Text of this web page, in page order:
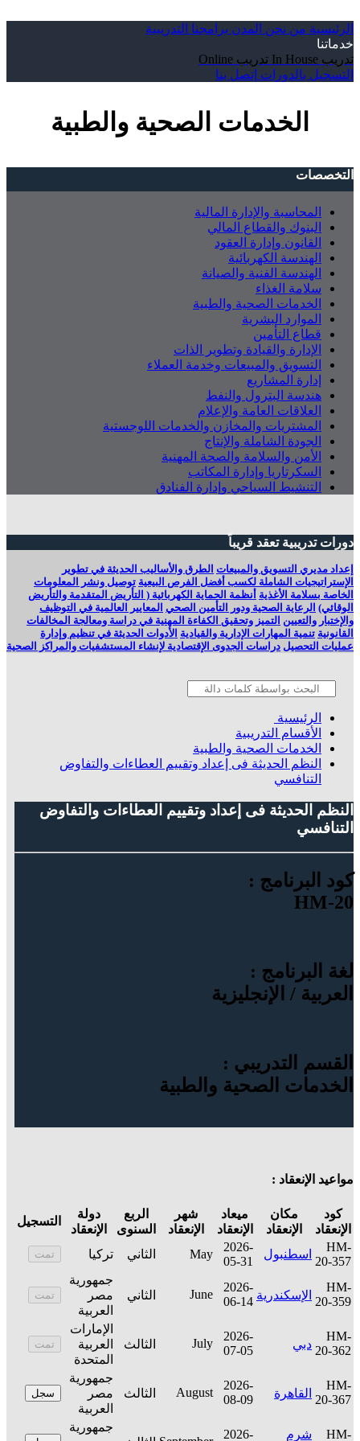
الرئيسية من نحن المدن برامجنا التدريبية
خدماتنا
تدريب In House
تدريب Online
التسجيل بالدورات إتصل بنا
الخدمات الصحية والطبية
التخصصات
المحاسبة والإدارة المالية
البنوك والقطاع المالي
القانون وإدارة العقود
الهندسة الكهربائية
الهندسة الفنية والصيانة
سلامة الغذاء
الخدمات الصحية والطبية
الموارد البشرية
قطاع التأمين
الإدارة والقيادة وتطوير الذات
التسويق والمبيعات وخدمة العملاء
إدارة المشاريع
هندسة البترول والنفط
العلاقات العامة والإعلام
المشتريات والمخازن والخدمات اللوجستية
الجودة الشاملة والإنتاج
الأمن والسلامة والصحة المهنية
السكرتاريا وإدارة المكاتب
التنشيط السياحي وإدارة الفنادق
دورات تدريبية تعقد قريباً
إعداد مديري التسويق والمبيعات الطرق والأساليب الحديثة في تطوير
الإستراتيجيات الشاملة لكسب أفضل الفرص البيعية توصيل ونشر المعلومات
الخاصة بسلامة الأغذية أنظمة الحماية الكهربائية ( التأريض المتقدمة والتأريض
الوقائي) الرعاية الصحية ودور التأمين الصحي المعايير العالمية في التوظيف
والإختبار والتعيين التميز وتحقيق الكفاءة المهنية في دراسة ومعالجة المخالفات
القانونية تنمية المهارات الإدارية والقيادية الأدوات الحديثة في تنظيم وإدارة
عمليات التحصيل دراسات الجدوى الإقتصادية لإنشاء المستشفيات والمراكز الصحية
الرئيسية
الأقسام التدريبية
الخدمات الصحية والطبية
النظم الحديثة فى إعداد وتقييم العطاءات والتفاوض
التنافسي
النظم الحديثة فى إعداد وتقييم العطاءات والتفاوض
التنافسي
كود البرنامج :
HM-20
لغة البرنامج :
العربية / الإنجليزية
القسم التدريبي :
الخدمات الصحية والطبية
مواعيد الإنعقاد :
كود
الإنعقاد
مكان
الإنعقاد
ميعاد
الإنعقاد
شهر
الإنعقاد
الربع
السنوى
دولة
الإنعقاد
التسجيل
HM-
20-357
اسطنبول
2026-
05-31
May الثاني تركيا تمت
HM-
20-359 الإسكندرية
2026-
06-14
June الثاني
جمهورية
مصر
العربية
تمت
HM-
20-362 دبي
2026-
07-05
July الثالث
الإمارات
العربية
المتحدة
تمت
HM-
20-367 القاهرة
2026-
08-09
August الثالث
جمهورية
مصر
العربية
سجل
HM- شرم 2026-
جمهورية